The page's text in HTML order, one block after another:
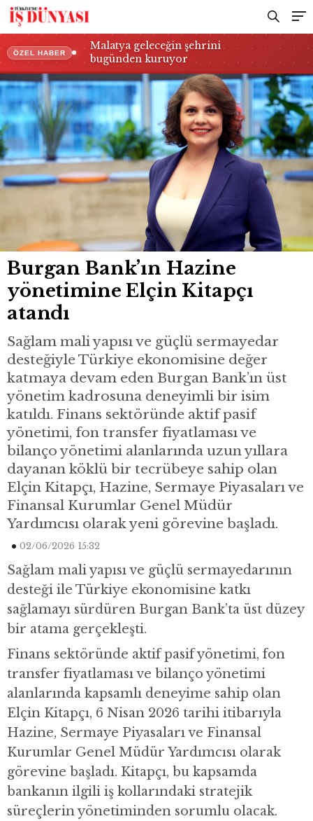
ÖZEL HABER
Malatya geleceğin şehrini
bugünden kuruyor
Burgan Bank’ın Hazine
yönetimine Elçin Kitapçı
atandı
Sağlam mali yapısı ve güçlü sermayedar
desteğiyle Türkiye ekonomisine değer
katmaya devam eden Burgan Bank’ın üst
yönetim kadrosuna deneyimli bir isim
katıldı. Finans sektöründe aktif pasif
yönetimi, fon transfer fiyatlaması ve
bilanço yönetimi alanlarında uzun yıllara
dayanan köklü bir tecrübeye sahip olan
Elçin Kitapçı, Hazine, Sermaye Piyasaları ve
Finansal Kurumlar Genel Müdür
Yardımcısı olarak yeni görevine başladı.
02/06/2026 15:32
Sağlam mali yapısı ve güçlü sermayedarının
desteği ile Türkiye ekonomisine katkı
sağlamayı sürdüren Burgan Bank’ta üst düzey
bir atama gerçekleşti.
Finans sektöründe aktif pasif yönetimi, fon
transfer fiyatlaması ve bilanço yönetimi
alanlarında kapsamlı deneyime sahip olan
Elçin Kitapçı, 6 Nisan 2026 tarihi itibarıyla
Hazine, Sermaye Piyasaları ve Finansal
Kurumlar Genel Müdür Yardımcısı olarak
görevine başladı. Kitapçı, bu kapsamda
bankanın ilgili iş kollarındaki stratejik
süreçlerin yönetiminden sorumlu olacak.